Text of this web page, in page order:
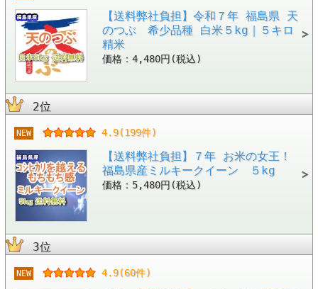
【送料弊社負担】令和７年 福島県 天
のつぶ 希少品種 白米５kg｜５キロ
精米
価格：4,480円(税込)
2位
NEW 4.9(199件)
【送料弊社負担】７年 お米の女王！
福島県産ミルキークイーン ５kg
価格：5,480円(税込)
3位
NEW 4.9(60件)